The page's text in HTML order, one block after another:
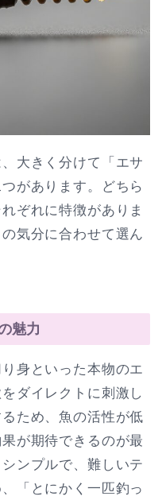
大きく分けて「エサ
があります。どちら
ぞれに特徴がありま
気分に合わせて選ん
魅力
身といった本物のエ
ダイレクトに刺激し
ため、魚の活性が低
が期待できるのが最
ンプルで、難しいテ
「とにかく一匹釣っ